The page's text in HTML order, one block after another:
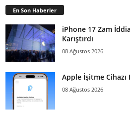
En Son Haberler
iPhone 17 Zam
Karıştırdı
08 Ağustos 2026
Apple İşitme
08 Ağustos 2026